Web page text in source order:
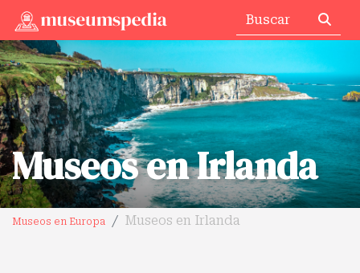
Museos en Irlanda
Museos en Europa Museos en Irlanda